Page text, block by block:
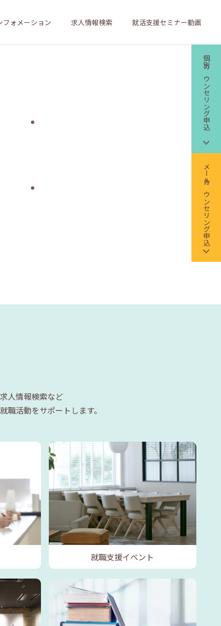
フォメーション 求人情報検索 就活支援セミナー動画
個別カウンセリング申込
メールカウンセリング申込
人情報検索など
活動をサポートします。
就職支援イベント